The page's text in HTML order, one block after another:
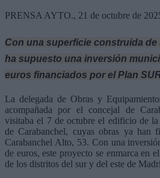
PRENSA AYTO., 21 de octubre de
Con una superficie construida de
ha supuesto una inversión
euros financiados por el Plan
La delegada de Obras y
acompañada por el concejal de
visitaba el 7 de octubre el edificio de
de Carabanchel, cuyas obras ya han
Carabanchel Alto, 53. Con una
de euros, este proyecto se enmarca en
de los distritos del sur y del este de